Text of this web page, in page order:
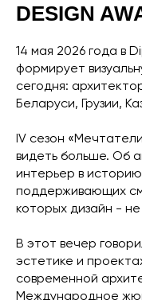
DESIGN
14 мая 2026 года в
формирует
сегодня:
Беларуси, Грузии,
IV сезон
видеть больше. Об
интерьер в
поддерживающих
которых дизайн -
В этот вечер
эстетике и
современной
Международное